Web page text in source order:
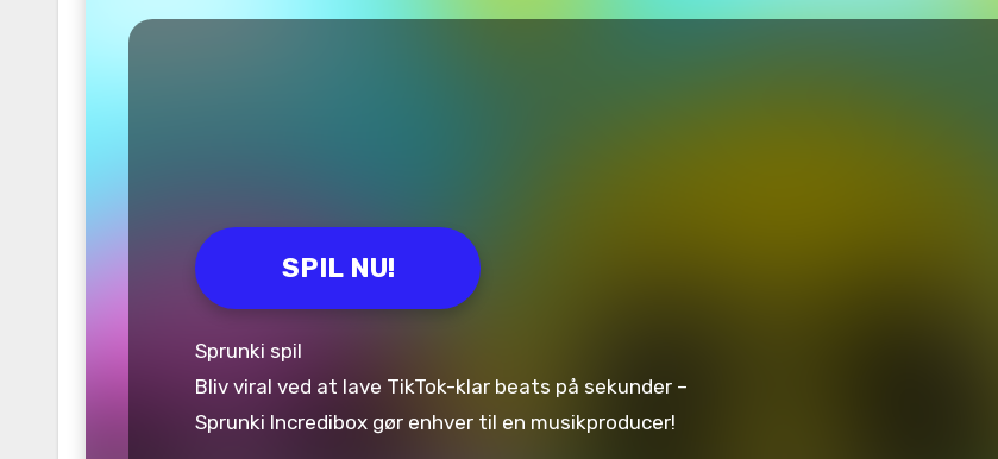
SPIL NU!
Sprunki spil
Bliv viral ved at lave TikTok-klar beats på sekunder –
Sprunki Incredibox gør enhver til en musikproducer!